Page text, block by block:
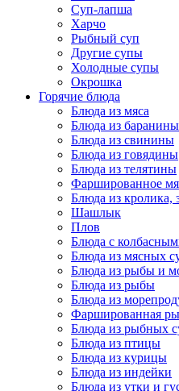
Суп-лапша
Харчо
Рыбный суп
Другие супы
Холодные супы
Окрошка
Горячие блюда
Блюда из мяса
Блюда из баранины
Блюда из свинины
Блюда из говядины
Блюда из телятины
Фаршированное
Блюда из кролика,
Шашлык
Плов
Блюда с
Блюда из мясных
Блюда из рыбы и
Блюда из рыбы
Блюда из
Фаршированная
Блюда из рыбных
Блюда из птицы
Блюда из курицы
Блюда из индейки
Блюда из утки и